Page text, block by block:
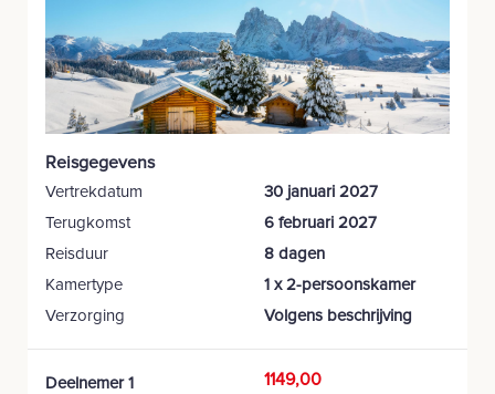
Reisgegevens
Vertrekdatum
30 januari 2027
Terugkomst
6 februari 2027
Reisduur
8 dagen
Kamertype
1 x 2-persoonskamer
Verzorging
Volgens beschrijving
Deelnemer 1 1149,00